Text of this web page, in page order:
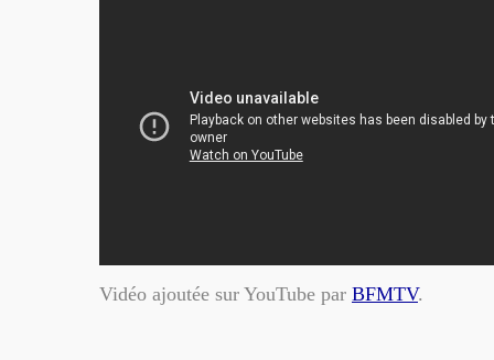
Vidéo ajoutée sur YouTube par BFMTV.